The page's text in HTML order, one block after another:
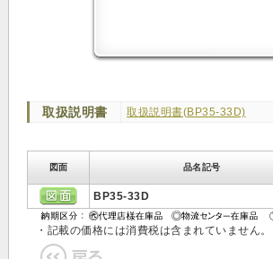
取扱説明書 取扱説明書(BP35-33D)
図面 品名記号
BP35-33D
・記載の価格には消費税は含まれていません。